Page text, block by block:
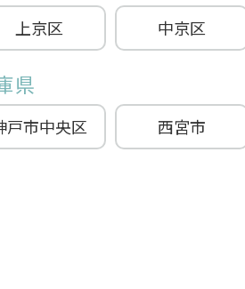
上京区 中京区
県
戸市中央区 西宮市